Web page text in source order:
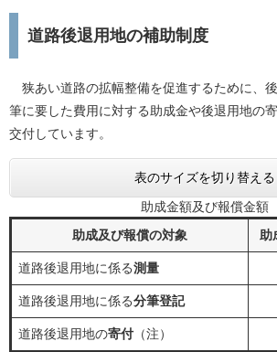
道路後退用地の補助制度
狭あい道路の拡幅整備を促進するために、
筆に要した費用に対する助成金や後退用地の
交付しています。
表のサイズを切り替える
助成金額及び報償金額
助成及び報償の対象
道路後退用地に係る測量
道路後退用地に係る分筆登記
道路後退用地の寄付 （注）